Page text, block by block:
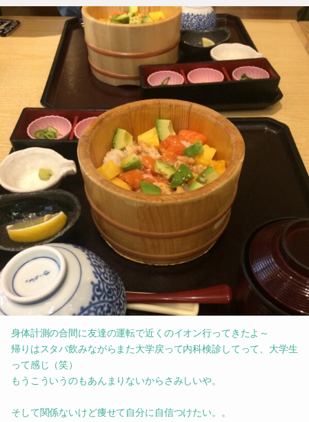
身体計測の合間に友達の運転で近くのイオン行ってきたよ～
帰りはスタバ飲みながらまた大学戻って内科検診してって、大学生
って感じ（笑）
もうこういうのもあんまりないからさみしいや。
そして関係ないけど痩せて自分に自信つけたい。。